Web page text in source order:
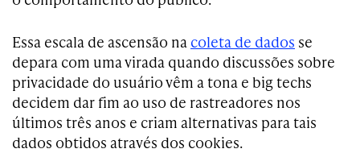
Essa escala de ascensão na coleta de dados se
depara com uma virada quando discussões sobre
privacidade do usuário vêm a tona e big techs
decidem dar fim ao uso de rastreadores nos
últimos três anos e criam alternativas para tais
dados obtidos através dos cookies.